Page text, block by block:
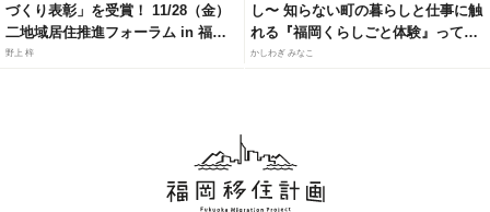
づくり表彰」を受賞！ 11/28（金）
二地域居住推進フォーラム in 福岡
にて、官民連携モデルによる「居・
野上 梓
し〜 知らない町の暮らしと仕事に触
れる『福岡くらしごと体験』って知
ってる？
かしわぎ みなこ